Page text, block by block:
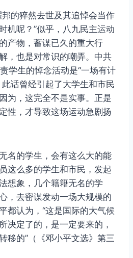
的猝然去世及其追悼会当作
机呢？”似乎，八九民主运动
产物，蓄谋已久的重大行
，也是对常识的嘲弄。中共
学生的悼念活动是“一场有计
话曾经引起了大学生和市民
为，这完全不是实事。正是
性，才导致这场运动急剧扬
名的学生，会有这么大的能
这么多的学生和市民，发起
想象，几个籍籍无名的学
，去密谋发动一场大规模的
都认为，“这是国际的大气候
决定了的，是一定要来的，
移的”（《邓小平文选》第三